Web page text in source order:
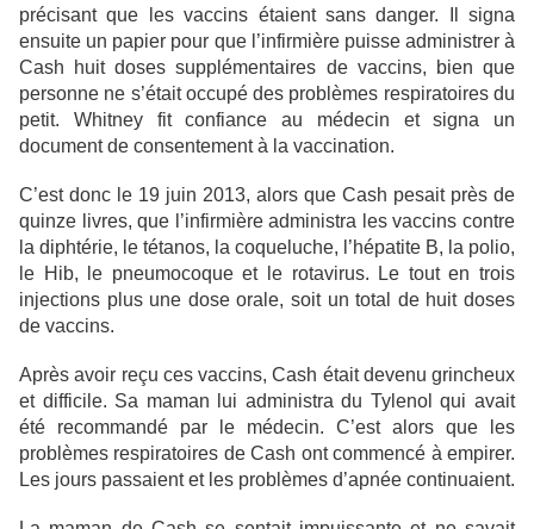
précisant que les vaccins étaient sans danger. Il signa
ensuite un papier pour que l’infirmière puisse administrer à
Cash huit doses supplémentaires de vaccins, bien que
personne ne s’était occupé des problèmes respiratoires du
petit. Whitney fit confiance au médecin et signa un
document de consentement à la vaccination.
C’est donc le 19 juin 2013, alors que Cash pesait près de
quinze livres, que l’infirmière administra les vaccins contre
la diphtérie, le tétanos, la coqueluche, l’hépatite B, la polio,
le Hib, le pneumocoque et le rotavirus. Le tout en trois
injections plus une dose orale, soit un total de huit doses
de vaccins.
Après avoir reçu ces vaccins, Cash était devenu grincheux
et difficile. Sa maman lui administra du Tylenol qui avait
été recommandé par le médecin. C’est alors que les
problèmes respiratoires de Cash ont commencé à empirer.
Les jours passaient et les problèmes d’apnée continuaient.